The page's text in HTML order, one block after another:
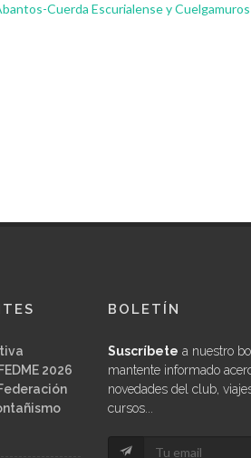
Cuerda Escurialense y
2026
BOLETÍN
Suscríbete a nuestro
mantente informado
novedades del club,
cursos...